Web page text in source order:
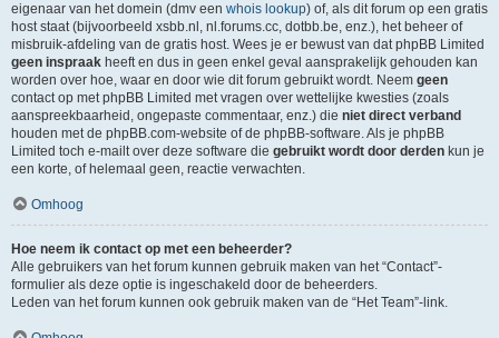
eigenaar van het domein (dmv een whois lookup) of, als dit forum op een gratis
host staat (bijvoorbeeld xsbb.nl, nl.forums.cc, dotbb.be, enz.), het beheer of
misbruik-afdeling van de gratis host. Wees je er bewust van dat phpBB Limited
geen inspraak heeft en dus in geen enkel geval aansprakelijk gehouden kan
worden over hoe, waar en door wie dit forum gebruikt wordt. Neem geen
contact op met phpBB Limited met vragen over wettelijke kwesties (zoals
aanspreekbaarheid, ongepaste commentaar, enz.) die niet direct verband
houden met de phpBB.com-website of de phpBB-software. Als je phpBB
Limited toch e-mailt over deze software die gebruikt wordt door derden kun je
een korte, of helemaal geen, reactie verwachten.
Omhoog
Hoe neem ik contact op met een beheerder?
Alle gebruikers van het forum kunnen gebruik maken van het “Contact”-
formulier als deze optie is ingeschakeld door de beheerders.
Leden van het forum kunnen ook gebruik maken van de “Het Team”-link.